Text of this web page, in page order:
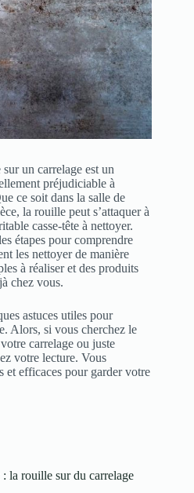
un carrelage est un
préjudiciable à
ce soit dans la salle de
la rouille peut s’attaquer à
casse-tête à nettoyer.
étapes pour comprendre
les nettoyer de manière
à réaliser et des produits
chez vous.
astuces utiles pour
Alors, si vous cherchez le
carrelage ou juste
votre lecture. Vous
et efficaces pour garder votre
la rouille sur du carrelage